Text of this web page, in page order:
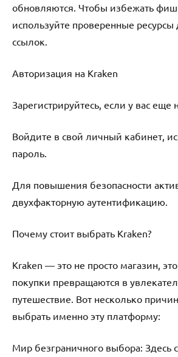
обновляются. Чтобы избежать
используйте проверенные
ссылок.
Авторизация на Kraken
Зарегистрируйтесь, если у вас еще
Войдите в свой личный кабинет,
пароль.
Для повышения безопасности
двухфакторную аутентификацию.
Почему стоит выбрать Kraken?
Kraken — это не просто магазин,
покупки превращаются в
путешествие. Вот несколько
выбрать именно эту платформу:
Мир безграничного выбора: Здесь